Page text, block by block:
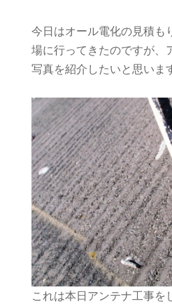
今日はオール電化の見積も
場に行ってきたのですが、
写真を紹介したいと思いま
これは本日アンテナ工事を